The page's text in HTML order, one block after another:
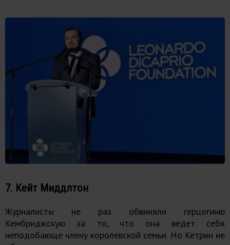
7. Кейт Миддлтон
Журналисты не раз обвиняли герцогиню
Кембриджскую за то, что она ведет себя
неподобающе члену королевской семьи. Но Кетрин не